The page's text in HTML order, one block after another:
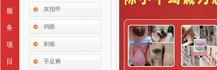
服
务
项
目
灰指甲
鸡眼
刺瘊
手足癣